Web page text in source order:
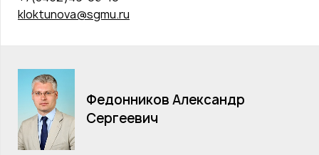
kloktunova@sgmu.ru
Федонников Александр
Сергеевич